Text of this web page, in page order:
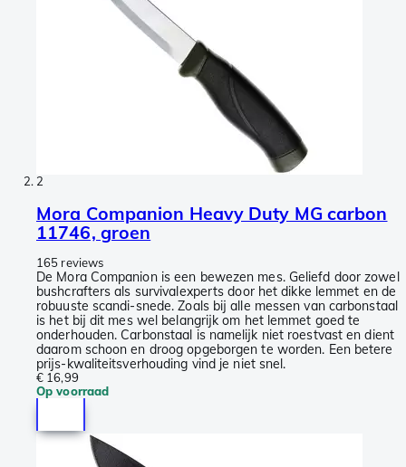
2
Mora Companion Heavy Duty MG carbon
11746, groen
165 reviews
De Mora Companion is een bewezen mes. Geliefd door zowel
bushcrafters als survivalexperts door het dikke lemmet en de
robuuste scandi-snede. Zoals bij alle messen van carbonstaal
is het bij dit mes wel belangrijk om het lemmet goed te
onderhouden. Carbonstaal is namelijk niet roestvast en dient
daarom schoon en droog opgeborgen te worden. Een betere
prijs-kwaliteitsverhouding vind je niet snel.
€ 16,99
Op voorraad